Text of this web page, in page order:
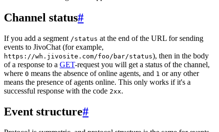
Channel status#
If you add a segment /status at the end of the URL for sending
events to JivoChat (for example,
https://wh.jivosite.com/foo/bar/status), then in the body
of a response to a GET-request you will get a status of the channel,
where 0 means the absence of online agents, and 1 or any other
means the presence of agents online. This only works if it's a
successful response with the code 2xx.
Event structure#